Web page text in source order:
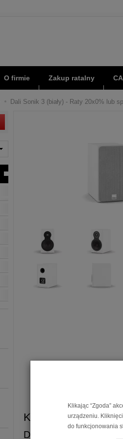
O firmie Zakup ratalny
Dali Sonik 3 (biały) - Raty 20x0% lub
Kolumna
DALI |
Klikając “Zgoda”
urządzeniu.
do funkcjonowania